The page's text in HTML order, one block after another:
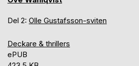
Del 2: Olle Gustafsson-sviten
Deckare & thrillers
ePUB